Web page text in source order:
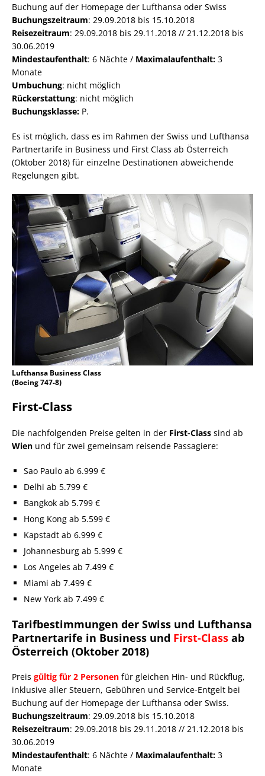
Buchung auf der Homepage der Lufthansa oder Swiss
Buchungszeitraum: 29.09.2018 bis 15.10.2018
Reisezeitraum: 29.09.2018 bis 29.11.2018 // 21.12.2018 bis
30.06.2019
Mindestaufenthalt: 6 Nächte / Maximalaufenthalt: 3
Monate
Umbuchung: nicht möglich
Rückerstattung: nicht möglich
Buchungsklasse: P.
Es ist möglich, dass es im Rahmen der Swiss und Lufthansa
Partnertarife in Business und First Class ab Österreich
(Oktober 2018) für einzelne Destinationen abweichende
Regelungen gibt.
Lufthansa Business Class
(Boeing 747-8)
First-Class
Die nachfolgenden Preise gelten in der First-Class sind ab
Wien und für zwei gemeinsam reisende Passagiere:
Sao Paulo ab 6.999 €
Delhi ab 5.799 €
Bangkok ab 5.799 €
Hong Kong ab 5.599 €
Kapstadt ab 6.999 €
Johannesburg ab 5.999 €
Los Angeles ab 7.499 €
Miami ab 7.499 €
New York ab 7.499 €
Tarifbestimmungen der Swiss und Lufthansa
Partnertarife in Business und First-Class ab
Österreich (Oktober 2018)
Preis gültig für 2 Personen für gleichen Hin- und Rückflug,
inklusive aller Steuern, Gebühren und Service-Entgelt bei
Buchung auf der Homepage der Lufthansa oder Swiss.
Buchungszeitraum: 29.09.2018 bis 15.10.2018
Reisezeitraum: 29.09.2018 bis 29.11.2018 // 21.12.2018 bis
30.06.2019
Mindestaufenthalt: 6 Nächte / Maximalaufenthalt: 3
Monate